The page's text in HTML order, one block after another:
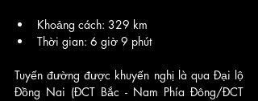
Khoảng cách: 329 km
Thời gian: 6 giờ 9 phút
Tuyến đường được khuyến nghị là qua Đại lộ
Đồng Nai (ĐCT Bắc - Nam Phía Đông/ĐCT